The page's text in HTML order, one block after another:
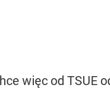
więc od